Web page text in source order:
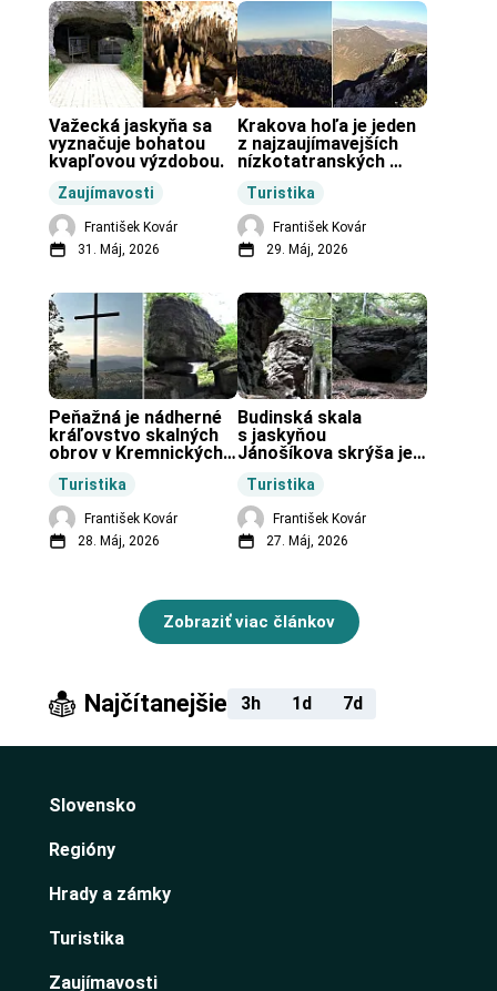
Zaujímavosti
Važecká jaskyňa sa
vyznačuje bohatou
kvapľovou výzdobou.
František Kovár
31. Máj, 2026
Turistika
Krakova hoľa je jeden
z najzaujímavejších
nízkotatranských
František Kovár
29. Máj, 2026
Turistika
Peňažná je nádherné
kráľovstvo skalných
obrov v Kremnických
František Kovár
28. Máj, 2026
Turistika
Budinská skala
s jaskyňou
Jánošíkova skrýša je
obci Budiná.
František Kovár
27. Máj, 2026
Zobraziť viac článkov
Najčítanejšie 3h 1d 7d
Slovensko
Regióny
Hrady a zámky
Turistika
Zaujímavosti